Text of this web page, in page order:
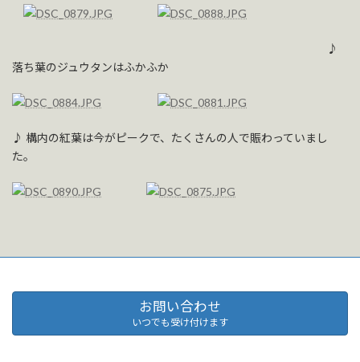
♪
落ち葉のジュウタンはふかふか
♪ 構内の紅葉は今がピークで、たくさんの人で賑わっていまし
た。
お問い合わせ
いつでも受け付けます